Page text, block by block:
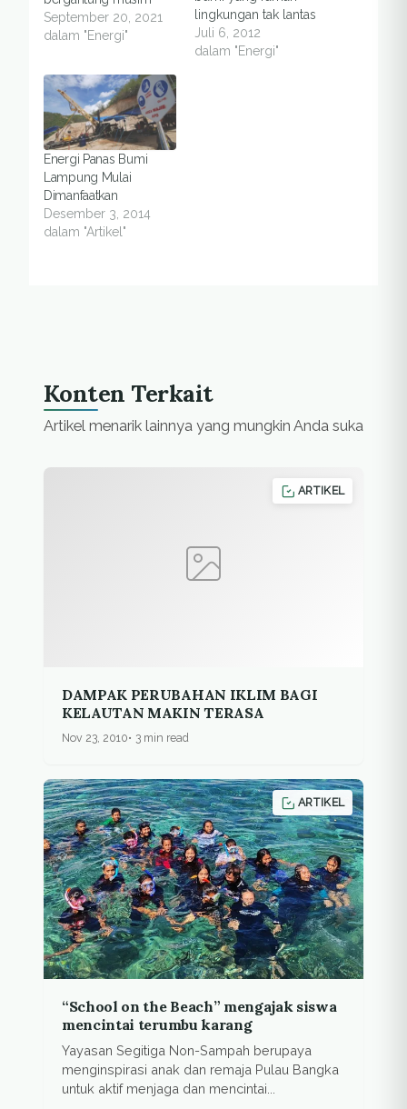
September 20, 2021
dalam "Energi"
lingkungan tak lantas
menjadi primadona.
Apa kendalanya?SIEJ-
Juli 6, 2012
dalam "Energi"
Energi Panas Bumi
Lampung Mulai
Dimanfaatkan
Desember 3, 2014
dalam "Artikel"
Konten Terkait
Artikel menarik lainnya yang mungkin Anda suka
ARTIKEL
DAMPAK PERUBAHAN IKLIM BAGI
KELAUTAN MAKIN TERASA
Nov 23, 2010 3 min read
ARTIKEL
“School on the Beach” mengajak siswa
mencintai terumbu karang
Yayasan Segitiga Non-Sampah berupaya
menginspirasi anak dan remaja Pulau Bangka
untuk aktif menjaga dan mencintai...